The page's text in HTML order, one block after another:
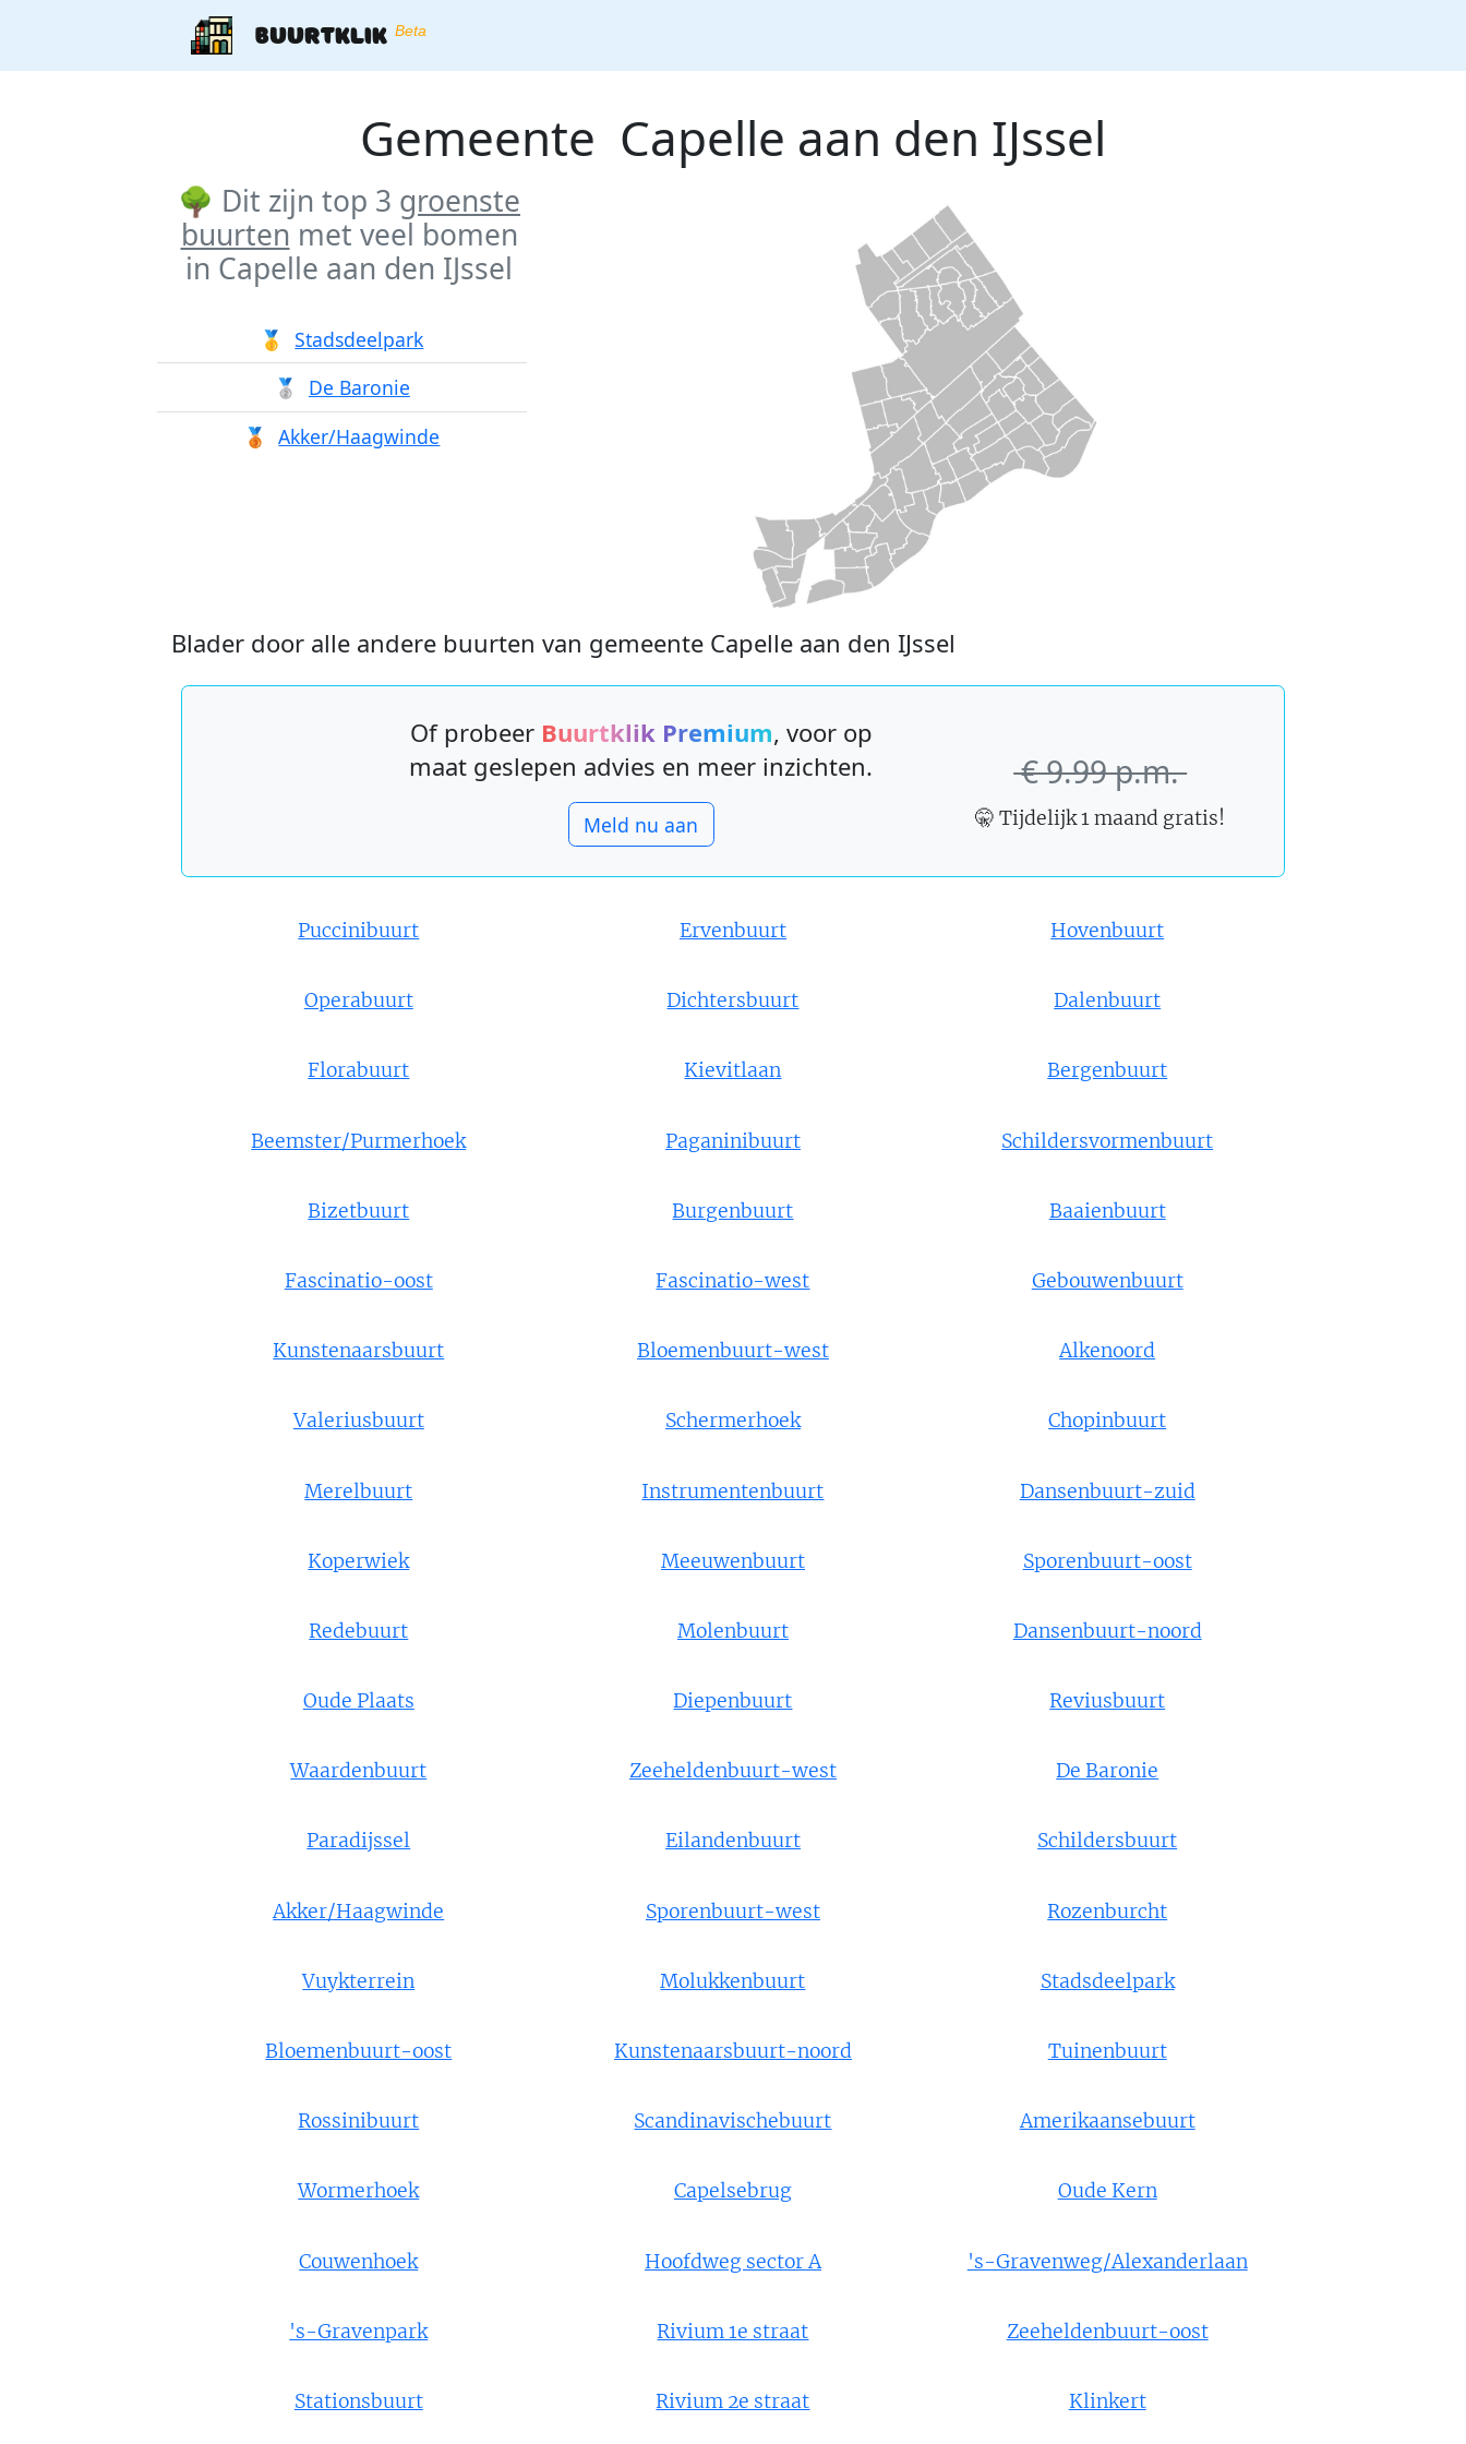
BuurtklikBeta
Gemeente Capelle aan den IJssel
🌳 Dit zijn top 3 groenste
buurten met veel bomen
in Capelle aan den IJssel
🥇
Stadsdeelpark
🥈
De Baronie
🥉
Akker/Haagwinde
Blader door alle andere buurten van gemeente Capelle aan den IJssel
Of probeer Buurtklik Premium, voor op
maat geslepen advies en meer inzichten.
Meld nu aan
€ 9.99 p.m.
🤫 Tijdelijk1 maand gratis!
Puccinibuurt Ervenbuurt Hovenbuurt
Operabuurt Dichtersbuurt Dalenbuurt
Florabuurt Kievitlaan Bergenbuurt
Beemster/Purmerhoek Paganinibuurt Schildersvormenbuurt
Bizetbuurt Burgenbuurt Baaienbuurt
Fascinatio-oost Fascinatio-west Gebouwenbuurt
Kunstenaarsbuurt Bloemenbuurt-west Alkenoord
Valeriusbuurt Schermerhoek Chopinbuurt
Merelbuurt Instrumentenbuurt Dansenbuurt-zuid
Koperwiek Meeuwenbuurt Sporenbuurt-oost
Redebuurt Molenbuurt Dansenbuurt-noord
Oude Plaats Diepenbuurt Reviusbuurt
Waardenbuurt Zeeheldenbuurt-west De Baronie
Paradijssel Eilandenbuurt Schildersbuurt
Akker/Haagwinde Sporenbuurt-west Rozenburcht
Vuykterrein Molukkenbuurt Stadsdeelpark
Bloemenbuurt-oost Kunstenaarsbuurt-noord Tuinenbuurt
Rossinibuurt Scandinavischebuurt Amerikaansebuurt
Wormerhoek Capelsebrug Oude Kern
Couwenhoek Hoofdweg sector A 's-Gravenweg/Alexanderlaan
's-Gravenpark Rivium 1e straat Zeeheldenbuurt-oost
Stationsbuurt Rivium 2e straat Klinkert